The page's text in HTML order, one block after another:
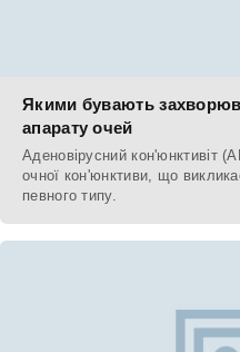
Якими бувають
апарату очей
Аденовірусний кон'юнктивіт
очної кон'юнктиви, що
певного типу.